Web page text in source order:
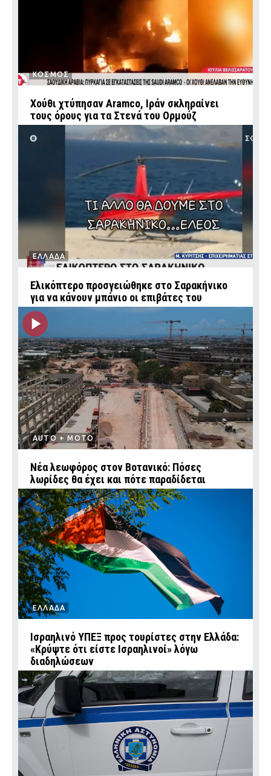
ΚΟΣΜΟΣ
Χούθι χτύπησαν Aramco, Ιράν σκληραίνει
τους όρους για τα Στενά του Ορμούζ
ΕΛΛΑΔΑ
Ελικόπτερο προσγειώθηκε στο Σαρακήνικο
για να κάνουν μπάνιο οι επιβάτες του
AUTO + MOTO
Νέα λεωφόρος στον Βοτανικό: Πόσες
λωρίδες θα έχει και πότε παραδίδεται
ΕΛΛΑΔΑ
Ισραηλινό ΥΠΕΞ προς τουρίστες στην Ελλάδα:
«Κρύψτε ότι είστε Ισραηλινοί» λόγω
διαδηλώσεων